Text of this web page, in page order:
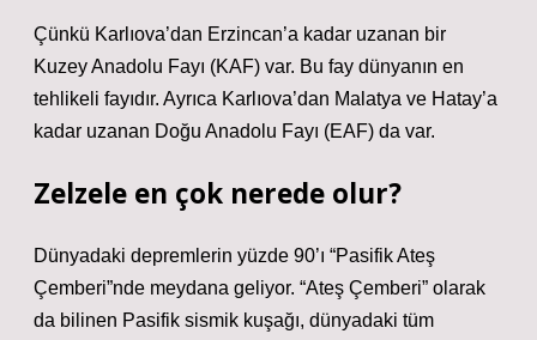
Çünkü Karlıova’dan Erzincan’a kadar uzanan bir
Kuzey Anadolu Fayı (KAF) var. Bu fay dünyanın en
tehlikeli fayıdır. Ayrıca Karlıova’dan Malatya ve Hatay’a
kadar uzanan Doğu Anadolu Fayı (EAF) da var.
Zelzele en çok nerede olur?
Dünyadaki depremlerin yüzde 90’ı “Pasifik Ateş
Çemberi”nde meydana geliyor. “Ateş Çemberi” olarak
da bilinen Pasifik sismik kuşağı, dünyadaki tüm